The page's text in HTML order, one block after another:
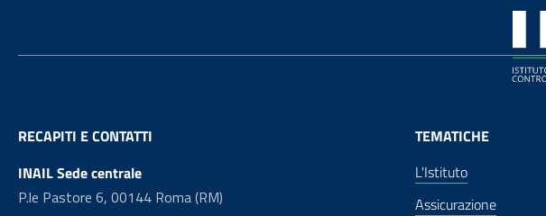
RECAPITI E CONTATTI
INAIL Sede centrale
P.le Pastore 6, 00144 Roma (RM)
TEMATICHE
L'Istituto
Assicurazione